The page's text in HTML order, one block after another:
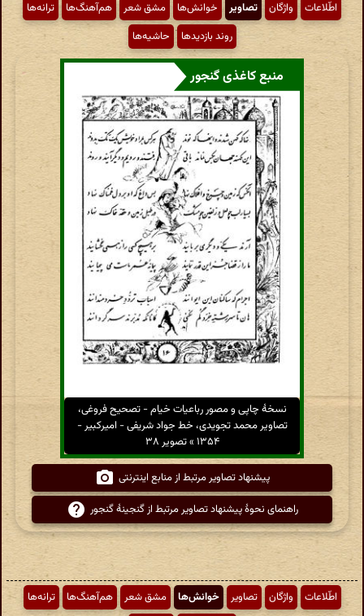
اطّلاعات واژگان تصاویر خوانش‌ها مشق شعر هم‌آهنگ‌ها
ترانه‌ها
روند بازدیدها
حاشیه‌ها
منبع کاغذی گنجور
نسخهٔ چاپی و مصور رباعیات خیام - تصحیح فروغی،
تصاویر محمد تجویدی، خط جواد شریفی - امیرکبیر -
۱۳۵۴ » تصویر ۳۸
پیشنهاد تصاویر مرتبط از منابع اینترنتی
راهنمای نحوهٔ پیشنهاد تصاویر مرتبط از گنجینهٔ گنجور
اطّلاعات واژگان تصاویر خوانش‌ها مشق شعر هم‌آهنگ‌ها
ترانه‌ها